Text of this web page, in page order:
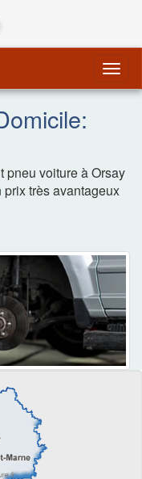
pneu voiture à Orsay
très avantageux